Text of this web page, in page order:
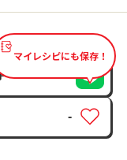
マイレシピにも保存！
-